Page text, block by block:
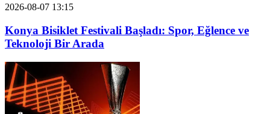
2026-08-07 13:15
Konya Bisiklet Festivali Başladı: Spor, Eğlence ve
Teknoloji Bir Arada